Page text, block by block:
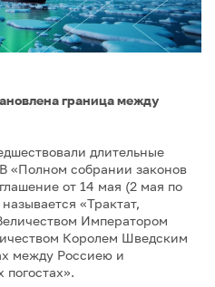
граница между
длительные
«Полном собрании законов
от 14 мая (2 мая по
«Трактат,
Императором
Королем Шведским
между Россиею и